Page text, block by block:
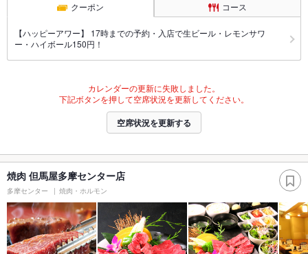
クーポン コース
【ハッピーアワー】 17時までの予約・入店で生ビール・レモンサワ
ー・ハイボール150円！
カレンダーの更新に失敗しました。
下記ボタンを押して空席状況を更新してください。
空席状況を更新する
焼肉 但馬屋多摩センター店
多摩センター 焼肉・ホルモン